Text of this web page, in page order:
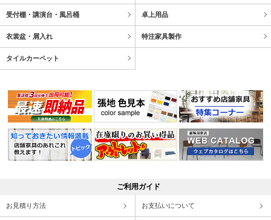
受付棚・講演台・風呂桶 卓上用品
衣裳盆・屑入れ 特注家具製作
タイルカーペット
ご利用ガイド
お見積り方法 お支払いについて